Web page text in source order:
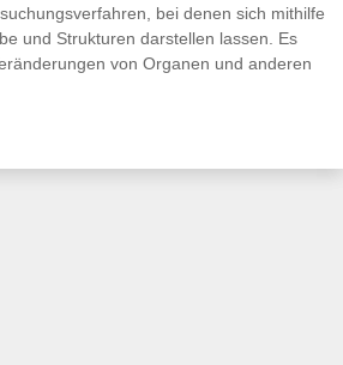
bei denen sich mithilfe
und Strukturen darstellen lassen. Es
von Organen und anderen